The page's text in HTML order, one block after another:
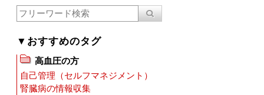
▼おすすめのタグ
高血圧の方
自己管理（セルフマネジメント）
腎臓病の情報収集